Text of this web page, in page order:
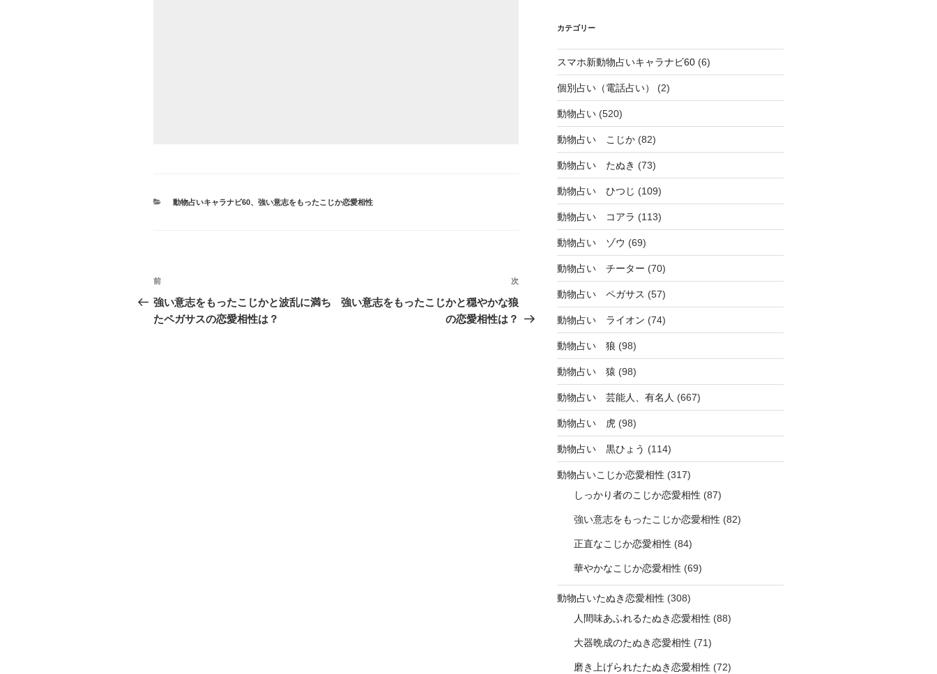
カ
動物占いキャラナビ60、 強い意志をもったこじか恋愛相性
投
稿
ナ
前
の
投
前
強い意志をもったこじかと波乱に満ち
たペガサスの恋愛相性は？
次
投
次
強い意志をもったこじかと穏やかな狼
の恋愛相性は？
カテゴリー
スマホ新動物占いキャラナビ60(6)
個別占い（電話占い） (2)
動物占い(520)
動物占い こじか(82)
動物占い たぬき (73)
動物占い ひつじ (109)
動物占い コアラ (113)
動物占い ゾウ (69)
動物占い チーター (70)
動物占い ペガサス (57)
動物占い ライオン (74)
動物占い 狼 (98)
動物占い 猿 (98)
動物占い 芸能人、有名人 (667)
動物占い 虎(98)
動物占い 黒ひょう (114)
動物占いこじか恋愛相性 (317)
しっかり者のこじか恋愛相性 (87)
強い意志をもったこじか恋愛相性 (82)
正直なこじか恋愛相性 (84)
華やかなこじか恋愛相性 (69)
動物占いたぬき恋愛相性 (308)
人間味あふれるたぬき恋愛相性 (88)
大器晩成のたぬき恋愛相性 (71)
磨き上げられたたぬき恋愛相性 (72)